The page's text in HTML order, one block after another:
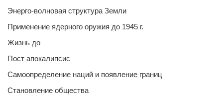
Энерго-волновая структура Земли
Применение ядерного оружия до 1945 г.
Жизнь до
Пост апокалипсис
Самоопределение наций и появление границ
Становление общества